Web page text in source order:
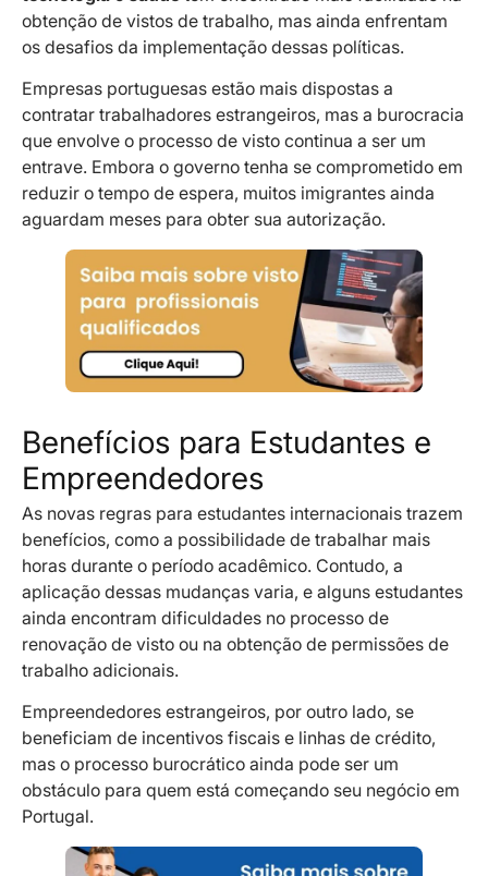
obtenção de vistos de trabalho, mas ainda enfrentam
os desafios da implementação dessas políticas.
Empresas portuguesas estão mais dispostas a
contratar trabalhadores estrangeiros, mas a burocracia
que envolve o processo de visto continua a ser um
entrave. Embora o governo tenha se comprometido em
reduzir o tempo de espera, muitos imigrantes ainda
aguardam meses para obter sua autorização.
Benefícios para Estudantes e
Empreendedores
As novas regras para estudantes internacionais trazem
benefícios, como a possibilidade de trabalhar mais
horas durante o período acadêmico. Contudo, a
aplicação dessas mudanças varia, e alguns estudantes
ainda encontram dificuldades no processo de
renovação de visto ou na obtenção de permissões de
trabalho adicionais.
Empreendedores estrangeiros, por outro lado, se
beneficiam de incentivos fiscais e linhas de crédito,
mas o processo burocrático ainda pode ser um
obstáculo para quem está começando seu negócio em
Portugal.